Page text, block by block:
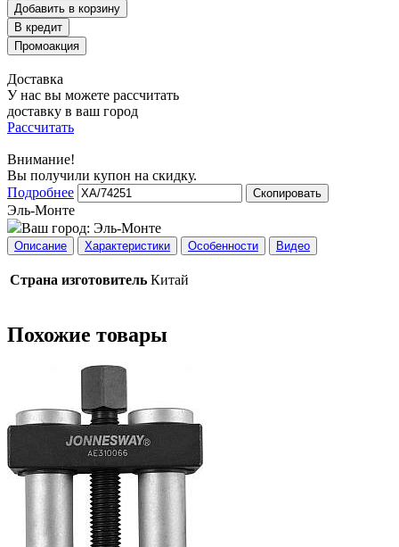
Добавить в корзину
Доставка
У нас вы можете рассчитать
доставку в ваш город
Рассчитать
Внимание!
Вы получили купон на скидку.
Подробнее
Скопировать
Эль-Монте
Ваш город: Эль-Монте
Описание Характеристики Особенности Видео
Страна изготовитель Китай
Похожие товары